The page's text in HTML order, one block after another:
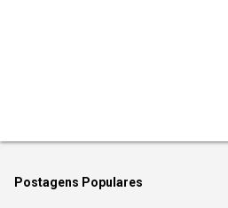
t
Postagens Populares